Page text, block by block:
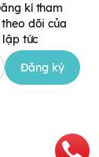
kí tham
dõi của
tức
Đăng ký